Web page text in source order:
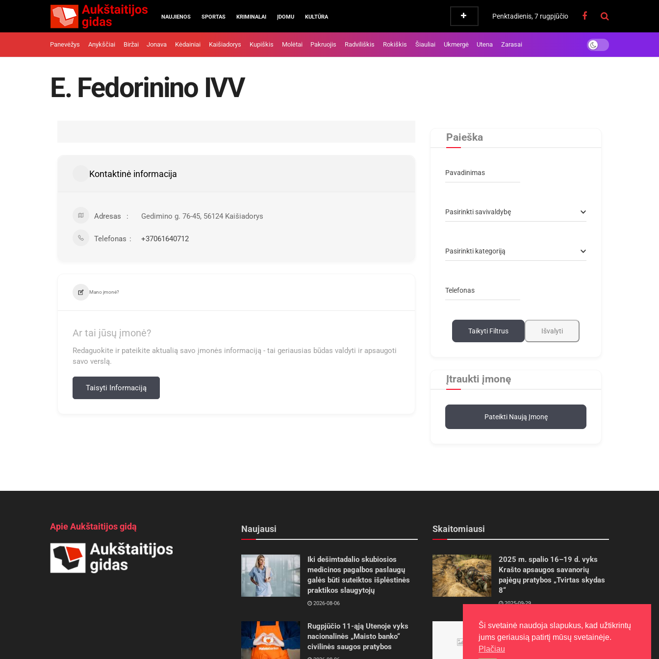
NAUJIENOS SPORTAS KRIMINALAI ĮDOMU KULTŪRA Penktadienis, 7 rugpjūčio
Panevėžys Anykščiai Biržai Jonava Kėdainiai Kaišiadorys Kupiškis Molėtai Pakruojis Radviliškis Rokiškis Šiauliai Ukmergė Utena Zarasai
E. Fedorinino IVV
Kontaktinė informacija
Adresas Gedimino g. 76-45, 56124 Kaišiadorys
Telefonas +37061640712
Mano įmonė?
Ar tai jūsų įmonė?
Redaguokite ir pateikite aktualią savo įmonės informaciją - tai geriausias būdas valdyti ir apsaugoti
savo verslą.
Taisyti Informaciją
Paieška
Pavadinimas
Pasirinkti savivaldybę
Pasirinkti kategoriją
Telefonas
Taikyti Filtrus Išvalyti
Įtraukti įmonę
Pateikti Naują Įmonę
Apie Aukštaitijos gidą Naujausi
Iki dešimtadalio skubiosios
medicinos pagalbos paslaugų
galės būti suteiktos išplėstinės
praktikos slaugytojų
2026-08-06
Rugpjūčio 11-ąją Utenoje vyks
nacionalinės „Maisto banko“
civilinės saugos pratybos
Skaitomiausi
2025 m. spalio 16–19 d. vyks
Krašto apsaugos savanorių
pajėgų pratybos „Tvirtas skydas
8“
2025-09-29
Panevėžietės tarptautinėje
programoje siekia aukso
2015-10-30
Ši svetainė naudoja slapukus, kad užtikrintų
jums geriausią patirtį mūsų svetainėje.
Plačiau